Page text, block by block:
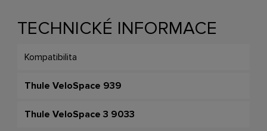
TECHNICKÉ INFORMACE
Kompatibilita
Thule VeloSpace 939
Thule VeloSpace 3 9033